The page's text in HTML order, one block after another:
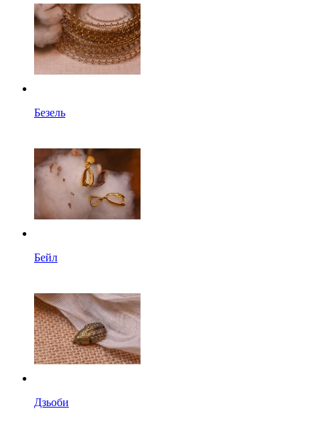
Безель
Бейл
Дзьоби